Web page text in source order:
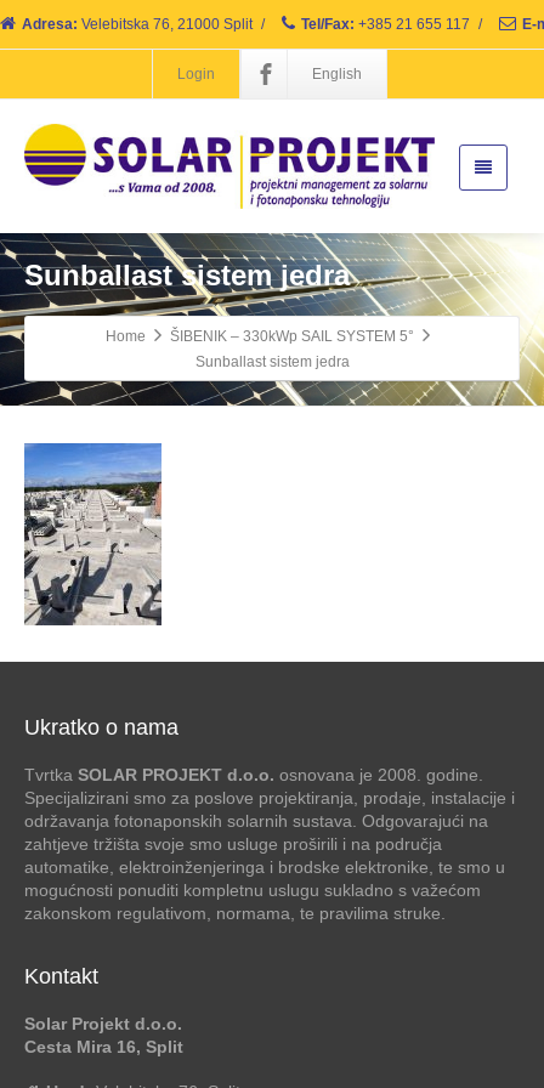
Adresa: Velebitska 76, 21000 Split / Tel/Fax: +385 21 655 117 / E-
Login English
Sunballast sistem jedra
Home
ŠIBENIK – 330kWp SAIL SYSTEM 5°
Sunballast sistem jedra
Ukratko o nama
Tvrtka SOLAR PROJEKT d.o.o. osnovana je 2008. godine.
Specijalizirani smo za poslove projektiranja, prodaje, instalacije i
održavanja fotonaponskih solarnih sustava. Odgovarajući na
zahtjeve tržišta svoje smo usluge proširili i na područja
automatike, elektroinženjeringa i brodske elektronike, te smo u
mogućnosti ponuditi kompletnu uslugu sukladno s važećom
zakonskom regulativom, normama, te pravilima struke.
Kontakt
Solar Projekt d.o.o.
Cesta Mira 16, Split